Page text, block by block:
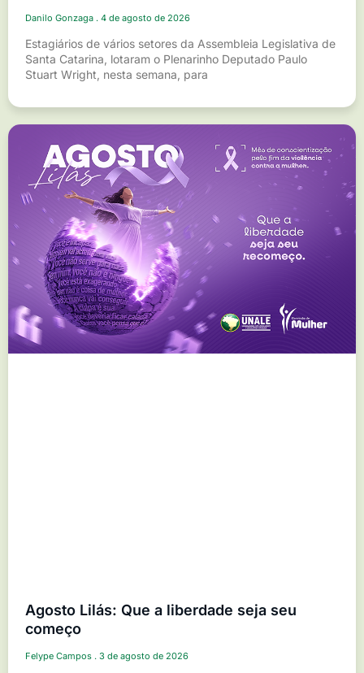
Danilo Gonzaga 4 de agosto de 2026
Estagiários de vários setores da Assembleia Legislativa de
Santa Catarina, lotaram o Plenarinho Deputado Paulo
Stuart Wright, nesta semana, para
Agosto Lilás: Que a liberdade seja seu
começo
Felype Campos 3 de agosto de 2026